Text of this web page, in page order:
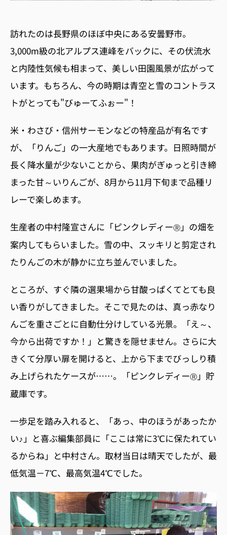
訪れたのは長野県のほぼ中央にある安曇野市。
3,000m級の北アルプス連峰をバックに、その伏流水
と内陸性気候も相まって、美しい田園風景が広がって
います。もちろん、今の時期は青空と雪のコントラス
トがとっても"びゅーてふぉー"！
米・わさび・信州サーモンなどの特産品が有名です
が、「りんご」の一大産地でもあります。日照時間が
長く降水量が少ないことから、果肉がぎゅっと引き締
まった甘～いりんごが、8月から11月下旬まで品種リ
レーで楽しめます。
生産者の中村隆宣さんに「ピンクレディーⓇ 」の畑を
案内してもらいました。雪の中、スッキリと剪定され
たりんごの木が静かに立ち並んでいました。
ところが、すぐ隣の選果場から甘酸っぱくてとても良
い香りがしてきました。そこで見たのは、真っ赤なり
んごを重さごとに自動仕分けしている光景。「え～、
今から出荷ですか！」と驚きを隠せません。さらに大
きくて分厚い扉を開けると、上から下までびっしり積
み上げられたケースが……。「ピンクレディーⓇ 」貯
蔵庫です。
一歩足を踏み入れると、「あっ、中のほうがあったか
い♪」と喜ぶ編集部員に「ここは常に3℃に保たれてい
るからね」と中村さん。取材当日は晴天でしたが、最
低気温－7℃、最高気温4℃でした。